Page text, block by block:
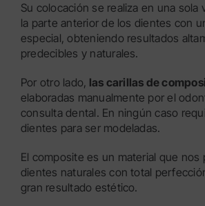
Su colocación se realiza en una sola
la parte anterior de los dientes con
especial, obteniendo resultados
predecibles y naturales.
Por otro lado, las carillas de
elaboradas manualmente por el
consulta dental. En ningún caso
dientes para ser modeladas.
El composite es un material que nos
dientes naturales con total
gran resultado estético.